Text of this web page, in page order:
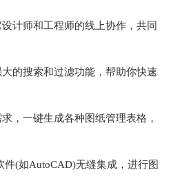
计师和工程师的线上协作，共同
的搜索和过滤功能，帮助你快速
，一键生成各种图纸管理表格，
(如AutoCAD)无缝集成，进行图